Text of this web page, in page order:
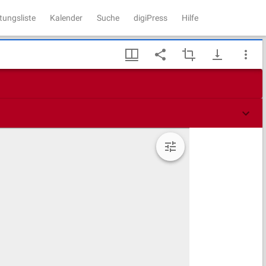
Kalender Suche digiPress Hilfe